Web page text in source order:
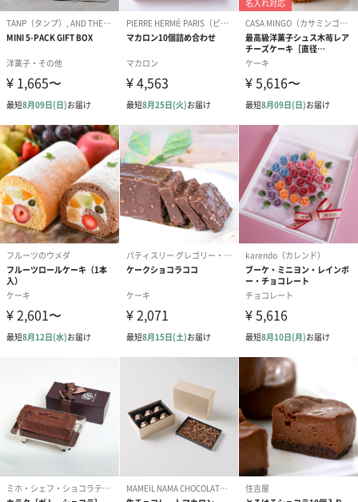
生花
生花のブーケを同梱します。
※9-15時にご注文いただく場合、最短のお届け可能日が通常より
も1日遅くなります。
シーズンブーケ（ひま
わり）（1,880円）
ブーケ（ホワイトグリ
ーン）（1,650円）
ブーケ（ピン
（1,650円）
ドライフラワー・プリザーブドフラワー
自然のお花で作ったドライフラワー・プリザーブドフラワーを同
一部花材が写真と異なる場合がございます。予めご了承くださ
い。パッケージに入れてお届けします。